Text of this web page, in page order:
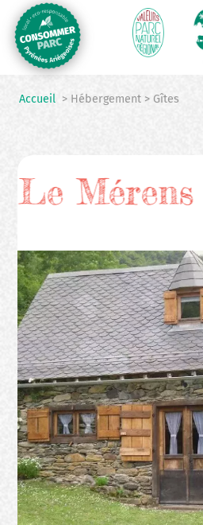
contenu
principal
Accueil > Hébergement > Gîtes
Le Mérens